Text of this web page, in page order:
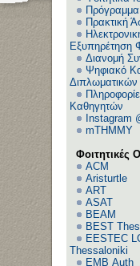
Πρακτική
Εξυπηρέτηση
Διανομή
Ψηφιακό
Διπλωματικών
Καθηγητών
Instagram
mTHMMY
Φοιτητικές
ACM
Aristurtle
ART
ASAT
BEAM
BEST
EESTEC
Thessaloniki
EΜΒ Auth